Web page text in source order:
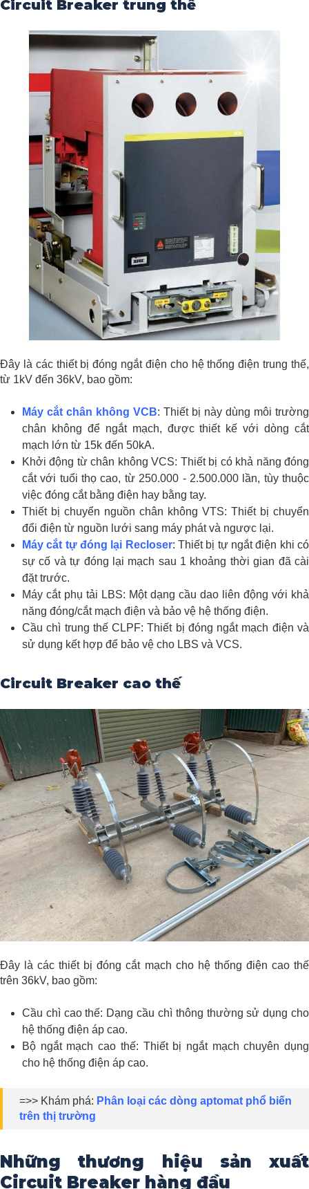
Circuit Breaker trung thế
Đây là các thiết bị đóng ngắt điện cho hệ thống điện trung thế,
từ 1kV đến 36kV, bao gồm:
Máy cắt chân không VCB: Thiết bị này dùng môi trường
chân không để ngắt mạch, được thiết kế với dòng cắt
mạch lớn từ 15k đến 50kA.
Khởi động từ chân không VCS: Thiết bị có khả năng đóng
cắt với tuổi thọ cao, từ 250.000 - 2.500.000 lần, tùy thuộc
việc đóng cắt bằng điện hay bằng tay.
Thiết bị chuyển nguồn chân không VTS: Thiết bị chuyển
đổi điện từ nguồn lưới sang máy phát và ngược lại.
Máy cắt tự đóng lại Recloser: Thiết bị tự ngắt điện khi có
sự cố và tự đóng lại mạch sau 1 khoảng thời gian đã cài
đặt trước.
Máy cắt phụ tải LBS: Một dạng cầu dao liên động với khả
năng đóng/cắt mạch điện và bảo vệ hệ thống điện.
Cầu chì trung thế CLPF: Thiết bị đóng ngắt mạch điện và
sử dụng kết hợp để bảo vệ cho LBS và VCS.
Circuit Breaker cao thế
Đây là các thiết bị đóng cắt mạch cho hệ thống điện cao thế
trên 36kV, bao gồm:
Cầu chì cao thế: Dạng cầu chì thông thường sử dụng cho
hệ thống điện áp cao.
Bộ ngắt mạch cao thế: Thiết bị ngắt mạch chuyên dụng
cho hệ thống điện áp cao.
=>> Khám phá: Phân loại các dòng aptomat phổ biến
trên thị trường
Những thương hiệu sản xuất
Circuit Breaker hàng đầu